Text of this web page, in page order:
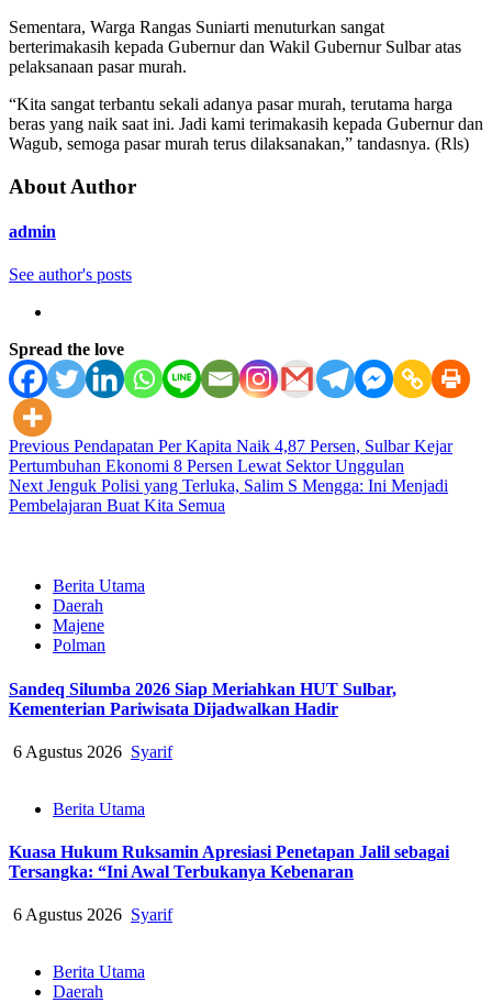
Sementara, Warga Rangas Suniarti menuturkan sangat
berterimakasih kepada Gubernur dan Wakil Gubernur Sulbar atas
pelaksanaan pasar murah.
“Kita sangat terbantu sekali adanya pasar murah, terutama harga
beras yang naik saat ini. Jadi kami terimakasih kepada Gubernur dan
Wagub, semoga pasar murah terus dilaksanakan,” tandasnya. (Rls)
About Author
admin
See author's posts
Spread the love
Post
navigation
Previous Pendapatan Per Kapita Naik 4,87 Persen, Sulbar Kejar
Pertumbuhan Ekonomi 8 Persen Lewat Sektor Unggulan
Next Jenguk Polisi yang Terluka, Salim S Mengga: Ini Menjadi
Pembelajaran Buat Kita Semua
Berita Utama
Daerah
Majene
Polman
Sandeq Silumba 2026 Siap Meriahkan HUT Sulbar,
Kementerian Pariwisata Dijadwalkan Hadir
6 Agustus 2026 Syarif
Berita Utama
Kuasa Hukum Ruksamin Apresiasi Penetapan Jalil sebagai
Tersangka: “Ini Awal Terbukanya Kebenaran
6 Agustus 2026 Syarif
Berita Utama
Daerah